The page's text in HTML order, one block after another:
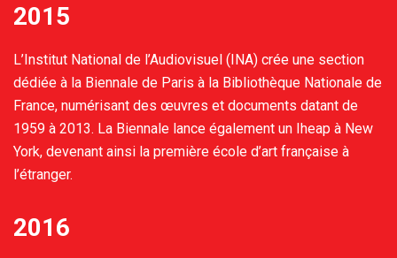
2015
L’Institut National de l’Audiovisuel (INA) crée une section
dédiée à la Biennale de Paris à la Bibliothèque Nationale de
France, numérisant des œuvres et documents datant de
1959 à 2013. La Biennale lance également un Iheap à New
York, devenant ainsi la première école d’art française à
l’étranger.
2016